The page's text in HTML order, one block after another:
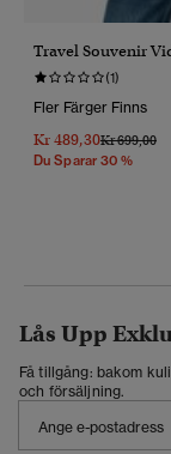
Travel Souvenir
(1)
Fler Färger Finns
Kr 489,30Pris
Kr 699,00Till
Du Sparar 30 %
Lås Upp
Få tillgång: bakom
och försäljning.